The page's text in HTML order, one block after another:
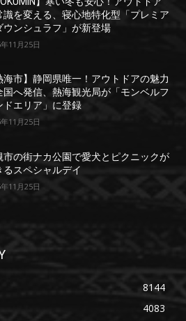
識を変える、寝心地特化型「プレミア
ウンシュラフ」が新登場
11月25日
海市】静岡県唯一！アウトドアの魅力
国へ発信、熱海観光局が「モンベルフ
ドエリア」に登録
11月25日
市の街ナカ公園で愛犬とピクニックが
るスペシャルデイ
11月25日
8144
4083